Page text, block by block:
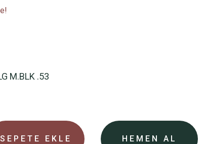
M.BLK .53
SEPETE EKLE HEMEN AL